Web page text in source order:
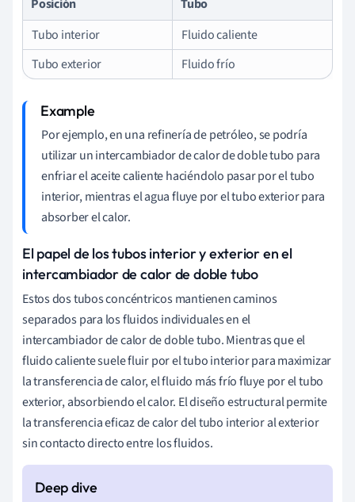
Posición
Tubo
Tubo interior
Fluido caliente
Tubo exterior
Fluido frío
Por ejemplo, en una refinería de petróleo, se podría
utilizar un intercambiador de calor de doble tubo para
enfriar el aceite caliente haciéndolo pasar por el tubo
interior, mientras el agua fluye por el tubo exterior para
absorber el calor.
El papel de los tubos interior y exterior en el
intercambiador de calor de doble tubo
Estos dos tubos concéntricos mantienen caminos
separados para los fluidos individuales en el
intercambiador de calor de doble tubo. Mientras que el
fluido caliente suele fluir por el tubo interior para maximizar
la transferencia de calor, el fluido más frío fluye por el tubo
exterior, absorbiendo el calor. El diseño estructural permite
la transferencia eficaz de calor del tubo interior al exterior
sin contacto directo entre los fluidos.